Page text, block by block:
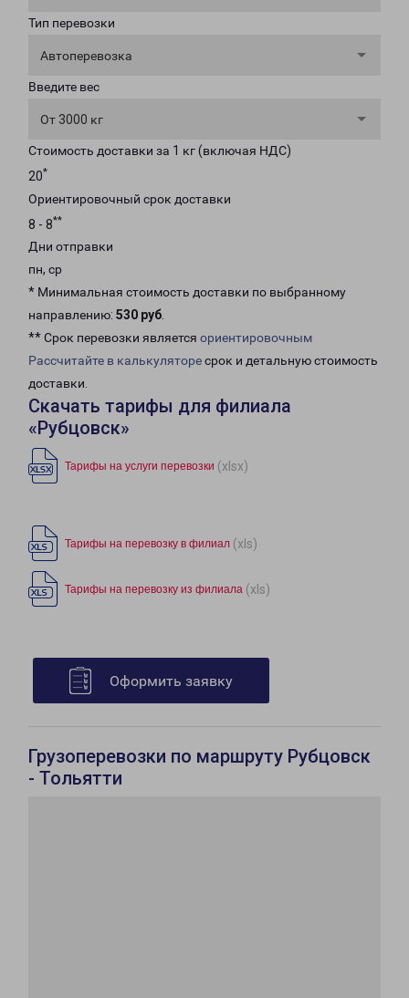
Тип перевозки
Автоперевозка
Введите вес
От 3000 кг
Стоимость доставки за 1 кг (включая НДС)
20*
Ориентировочный срок доставки
8 - 8**
Дни отправки
пн, ср
* Минимальная стоимость доставки по выбранному
направлению: 530 руб.
** Срок перевозки является ориентировочным
Рассчитайте в калькуляторесрок и детальную стоимость
доставки.
Скачать тарифы для филиала
«Рубцовск»
Тарифы на услуги перевозки (xlsx)
Тарифы на перевозку в филиал (xls)
Тарифы на перевозку из филиала (xls)
Оформить заявку
Грузоперевозки по маршруту Рубцовск
- Тольятти